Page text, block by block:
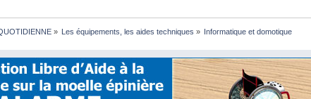
» Les équipements, les aides techniques » Informatique et domotique